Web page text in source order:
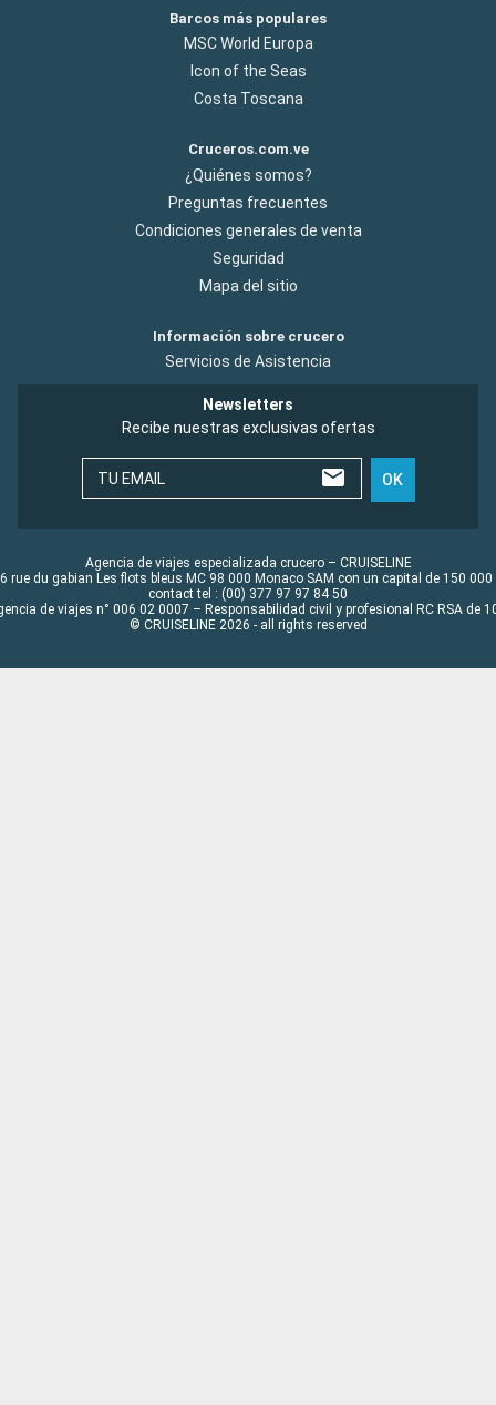
Barcos más populares
MSC World Europa
Icon of the Seas
Costa Toscana
Cruceros.com.ve
¿Quiénes somos?
Preguntas frecuentes
Condiciones generales de venta
Seguridad
Mapa del sitio
Información sobre crucero
Servicios de Asistencia
Newsletters
Recibe nuestras exclusivas ofertas
TU EMAIL OK
Agencia de viajes especializada crucero – CRUISELINE
rue du gabian Les flots bleus MC 98 000 Monaco SAM con un capital de 150 000
contact tel : (00) 377 97 97 84 50
de viajes n° 006 02 0007 – Responsabilidad civil y profesional RC RSA de
© CRUISELINE 2026 - all rights reserved